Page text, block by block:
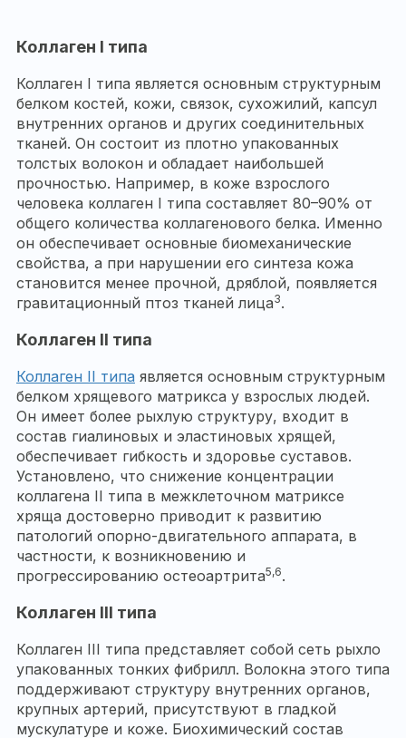
Коллаген I типа
Коллаген I типа является основным структурным
белком костей, кожи, связок, сухожилий, капсул
внутренних органов и других соединительных
тканей. Он состоит из плотно упакованных
толстых волокон и обладает наибольшей
прочностью. Например, в коже взрослого
человека коллаген I типа составляет 80–90% от
общего количества коллагенового белка. Именно
он обеспечивает основные биомеханические
свойства, а при нарушении его синтеза кожа
становится менее прочной, дряблой, появляется
гравитационный птоз тканей лица3.
Коллаген II типа
Коллаген II типа является основным структурным
белком хрящевого матрикса у взрослых людей.
Он имеет более рыхлую структуру, входит в
состав гиалиновых и эластиновых хрящей,
обеспечивает гибкость и здоровье суставов.
Установлено, что снижение концентрации
коллагена II типа в межклеточном матриксе
хряща достоверно приводит к развитию
патологий опорно-двигательного аппарата, в
частности, к возникновению и
прогрессированию остеоартрита5,6.
Коллаген III типа
Коллаген III типа представляет собой сеть рыхло
упакованных тонких фибрилл. Волокна этого типа
поддерживают структуру внутренних органов,
крупных артерий, присутствуют в гладкой
мускулатуре и коже. Биохимический состав